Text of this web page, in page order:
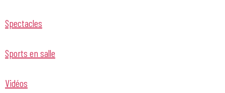
Spectacles
Sports en salle
Vidéos